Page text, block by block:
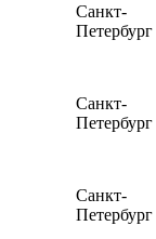
Санкт-
Петербург
Санкт-
Петербург
Санкт-
Петербург